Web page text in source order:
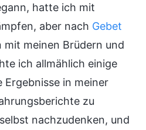
hatte ich mit
aber nach Gebet
mit meinen Brüdern und
ich allmählich einige
Ergebnisse in meiner
zu
nachzudenken, und